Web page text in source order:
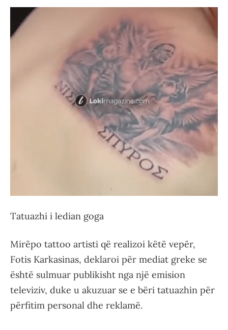
Tatuazhi i ledian goga
Mirëpo tattoo artisti që realizoi këtë vepër,
Fotis Karkasinas, deklaroi për mediat greke se
është sulmuar publikisht nga një emision
televiziv, duke u akuzuar se e bëri tatuazhin për
përfitim personal dhe reklamë.